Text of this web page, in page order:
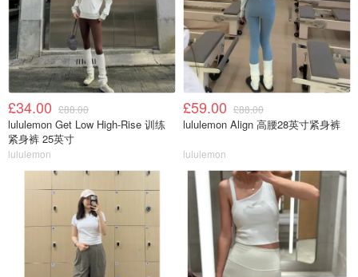
£34.00 £88.00
lululemon Get Low High-Rise 训练
紧身裤 25英寸
lululemon
£59.00 £88.00
lululemon Align 高腰28英寸紧身裤
lululemon